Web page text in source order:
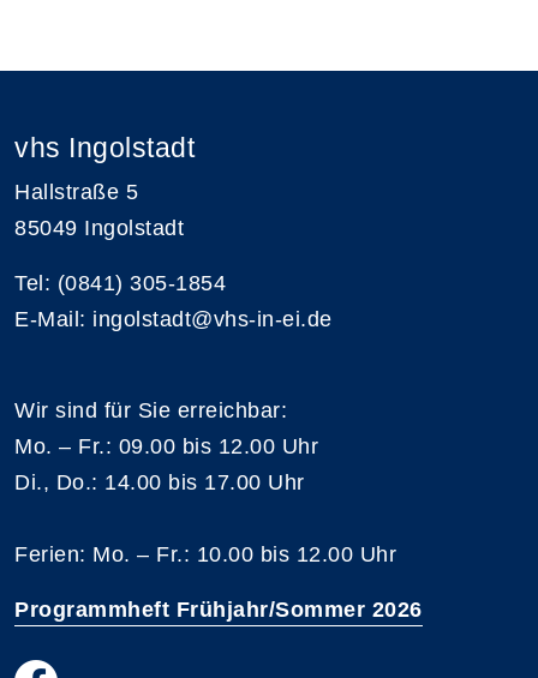
vhs Ingolstadt
Hallstraße 5
85049 Ingolstadt
Tel: (0841) 305-1854
E-Mail: ingolstadt@vhs-in-ei.de
Wir sind für Sie erreichbar:
Mo. – Fr.: 09.00 bis 12.00 Uhr
Di., Do.: 14.00 bis 17.00 Uhr
Ferien: Mo. – Fr.: 10.00 bis 12.00 Uhr
Programmheft Frühjahr/Sommer 2026